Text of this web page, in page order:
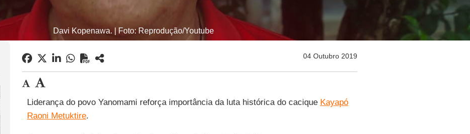
Davi Kopenawa. | Foto: Reprodução/Youtube
04 Outubro 2019
Liderança do povo Yanomami reforça importância da luta histórica do cacique Kayapó
Raoni Metuktire.